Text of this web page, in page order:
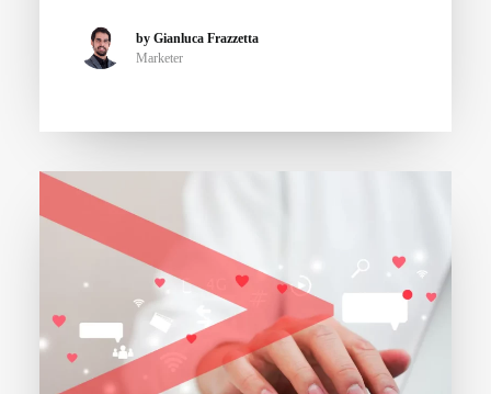
by Gianluca Frazzetta
Marketer